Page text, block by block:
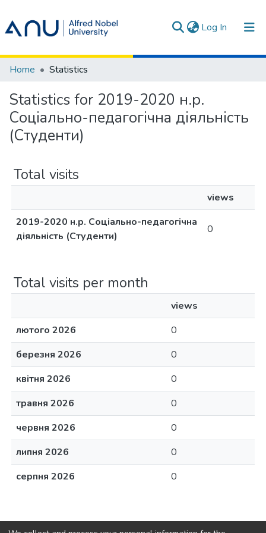
Log In (current)
Communities & Collections
All of DSpace
Terms
Home Statistics
Statistics for 2019-2020 н.р.
Соціально-педагогічна діяльність
(Студенти)
Total visits
views
2019-2020 н.р. Соціально-педагогічна
діяльність (Студенти)
0
Total visits per month
views
лютого 2026
0
березня 2026
0
квітня 2026
0
травня 2026
0
червня 2026
0
липня 2026
0
серпня 2026
0